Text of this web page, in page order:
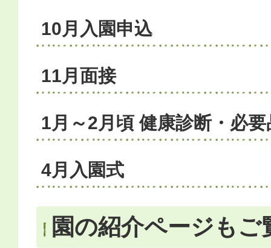
10月入園申込
11月面接
1月～2月頃 健康診断・必
4月入園式
園の紹介ページもご